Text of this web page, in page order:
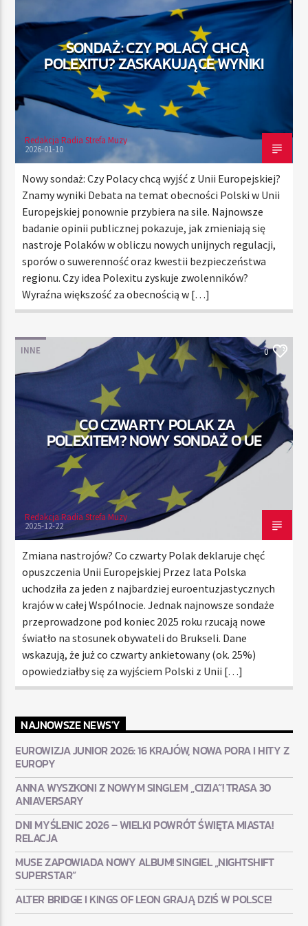
TERAZ
RADIO STREFA MUZY
00:00 10:00
SONDAŻ: CZY POLACY CHCĄ
POLEXITU? ZASKAKUJĄCE WYNIKI
Redakcja Radia Strefa Muzy
2026-01-10
Nowy sondaż: Czy Polacy chcą wyjść z Unii Europejskiej?
Znamy wyniki Debata na temat obecności Polski w Unii
Europejskiej ponownie przybiera na sile. Najnowsze
badanie opinii publicznej pokazuje, jak zmieniają się
nastroje Polaków w obliczu nowych unijnych regulacji,
sporów o suwerenność oraz kwestii bezpieczeństwa
regionu. Czy idea Polexitu zyskuje zwolenników?
Wyraźna większość za obecnością w […]
INNE 0
CO CZWARTY POLAK ZA
POLEXITEM? NOWY SONDAŻ O UE
Redakcja Radia Strefa Muzy
2025-12-22
Zmiana nastrojów? Co czwarty Polak deklaruje chęć
opuszczenia Unii Europejskiej Przez lata Polska
uchodziła za jeden z najbardziej euroentuzjastycznych
krajów w całej Wspólnocie. Jednak najnowsze sondaże
przeprowadzone pod koniec 2025 roku rzucają nowe
światło na stosunek obywateli do Brukseli. Dane
wskazują, że już co czwarty ankietowany (ok. 25%)
opowiedziałby się za wyjściem Polski z Unii […]
NAJNOWSZE NEWS'Y
EUROWIZJA JUNIOR 2026: 16 KRAJÓW, NOWA PORA I HITY Z
EUROPY
ANNA WYSZKONI Z NOWYM SINGLEM „CIZIA”! TRASA 30
ANIAVERSARY
DNI MYŚLENIC 2026 – WIELKI POWRÓT ŚWIĘTA MIASTA!
RELACJA
MUSE ZAPOWIADA NOWY ALBUM! SINGIEL „NIGHTSHIFT
SUPERSTAR”
ALTER BRIDGE I KINGS OF LEON GRAJĄ DZIŚ W POLSCE!